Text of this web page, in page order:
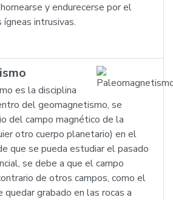
y endurecerse por el
intrusivas.
es la disciplina
del geomagnetismo, se
del campo magnético de la
otro cuerpo planetario) en el
que se pueda estudiar el pasado
se debe a que el campo
de otros campos, como el
grabado en las rocas a